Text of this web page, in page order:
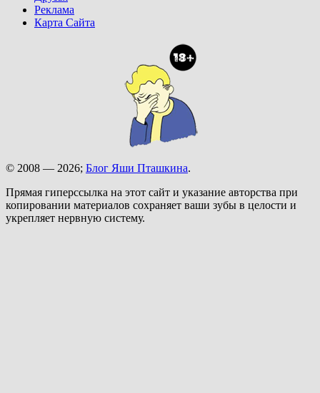
Реклама
Карта Сайта
© 2008 — 2026; Блог Яши Пташкина.
Прямая гиперссылка на этот сайт и указание авторства при
копировании материалов сохраняет ваши зубы в целости и
укрепляет нервную систему.